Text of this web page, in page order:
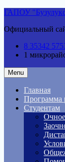
Skip
content
ГАПОУ
Официальный
8 35342
1
Menu
Главная
Программа
Студентам